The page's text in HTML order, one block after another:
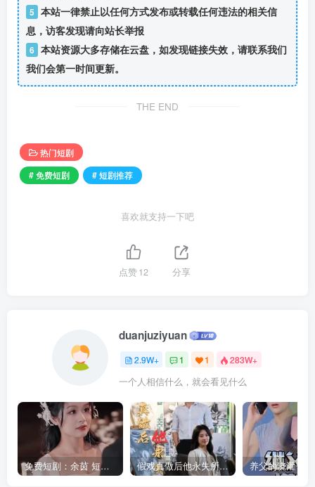
5 本站一律禁止以任何方式发布或转载任何违法的相关信
息，访客发现请向站长举报
6 本站资源大多存储在云盘，如发现链接失效，请联系我们
我们会第一时间更新。
THE END
热门短剧
# 免费短剧
# 短剧推荐
喜欢就支持一下吧
点赞12 分享
duanjuziyuan
2.9W+ 1 1 283W+
一个人相信什么，就会看见什么
免费短剧：余茵 短剧 16部合集 假戏真做后他永失所爱（60集）程澄＆杨珞仟